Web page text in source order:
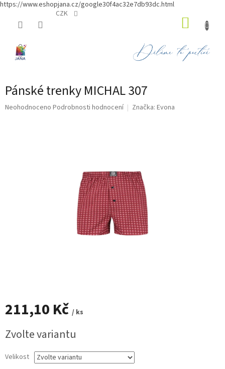
https://www.eshopjana.cz/google30f4ac32e7db93dc.html
CZK
Pánské trenky MICHAL 307
Průměrné
Neohodnoceno Podrobnosti hodnocení Značka: Evona
211,10 Kč / ks
cena:
Zvolte variantu
Velikost